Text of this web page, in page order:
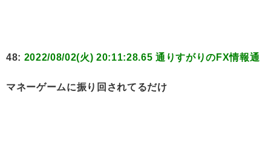
48: 2022/08/02(火) 20:11:28.65 通りすがりのFX情報通
マネーゲームに振り回されてるだけ